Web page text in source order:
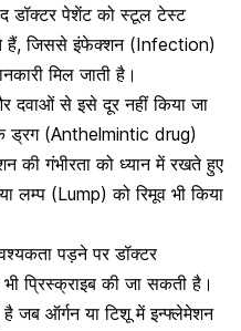
डॉक्टर पेशेंट कोस्टूल टेस्ट
हैं, जिससेइंफेक्शन(Infection)
मिल जाती है।
दवाओं से इसे दूर नहीं किया जा
ड्रग (Anthelmintic drug)
की गंभीरता को ध्यान में रखते हुए
लम्प (Lump) को रिमूव भी किया
पड़ने पर डॉक्टर
प्रिस्क्राइब की जा सकती है।
जब ऑर्गन या टिशू में इन्फ्लेमेशन